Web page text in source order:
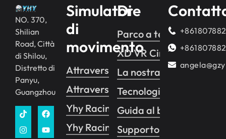
NO. 370,
Shilian
Road, Città
di Shilou,
Distretto di
Panyu,
Guangzhou
Simulatore
di
movimento
Attraversamento yhy 2
Attraversamento yhy 1
Yhy Racing
Yhy Racing VR
Di
Parco a tema VR
XD VR Cinema
La nostra storia
Tecnologia
Guida al business
Supporto